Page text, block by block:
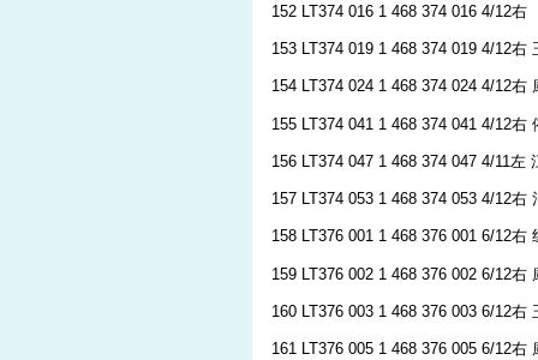
152 LT374 016 1 468 374 016 4/12右
153 LT374 019 1 468 374 019 4/12右
154 LT374 024 1 468 374 024 4/12右
155 LT374 041 1 468 374 041 4/12右
156 LT374 047 1 468 374 047 4/11左
157 LT374 053 1 468 374 053 4/12右
158 LT376 001 1 468 376 001 6/12右
159 LT376 002 1 468 376 002 6/12右
160 LT376 003 1 468 376 003 6/12右
161 LT376 005 1 468 376 005 6/12右